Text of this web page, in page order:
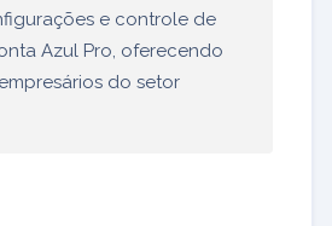
e controle de
Azul Pro, oferecendo
do setor